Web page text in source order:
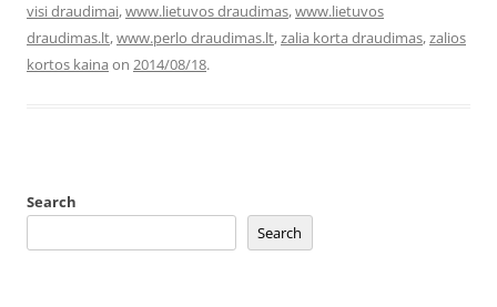
visi draudimai,www.lietuvos draudimas,www.lietuvos
draudimas.lt,www.perlo draudimas.lt,zalia korta draudimas,zalios
kortos kaina on 2014/08/18.
Search
Search